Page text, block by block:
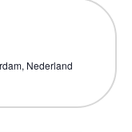
Nederland